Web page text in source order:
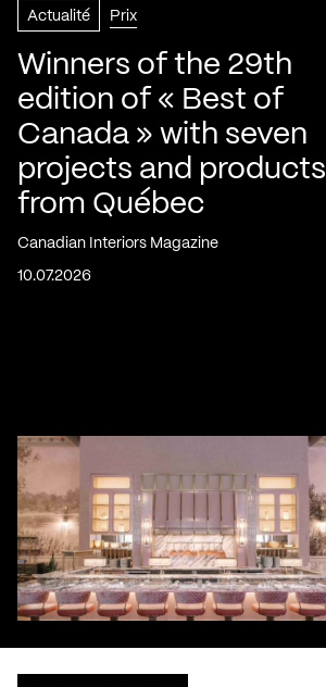
Actualité Prix
Winners of the 29th
edition of « Best of
Canada » with seven
projects and products
from Québec
Canadian Interiors Magazine
10.07.2026